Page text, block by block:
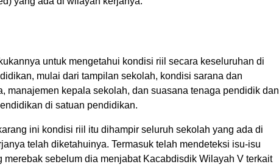
untuk mengetahui kondisi riil secara keseluruhan di
mulai dari tampilan sekolah, kondisi sarana dan
manajemen kepala sekolah, dan suasana tenaga pendidik dan
di satuan pendidikan.
ini kondisi riil itu dihampir seluruh sekolah yang ada di
telah diketahuinya. Termasuk telah mendeteksi isu-isu
merebak sebelum dia menjabat Kacabdisdik Wilayah V terkait